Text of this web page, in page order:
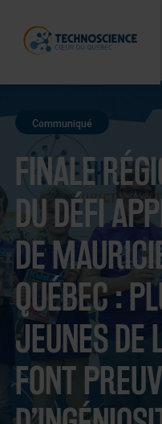
Communiqué
FINALE
DU DÉFI
DE
QUÉBEC :
JEUNES DE
FONT